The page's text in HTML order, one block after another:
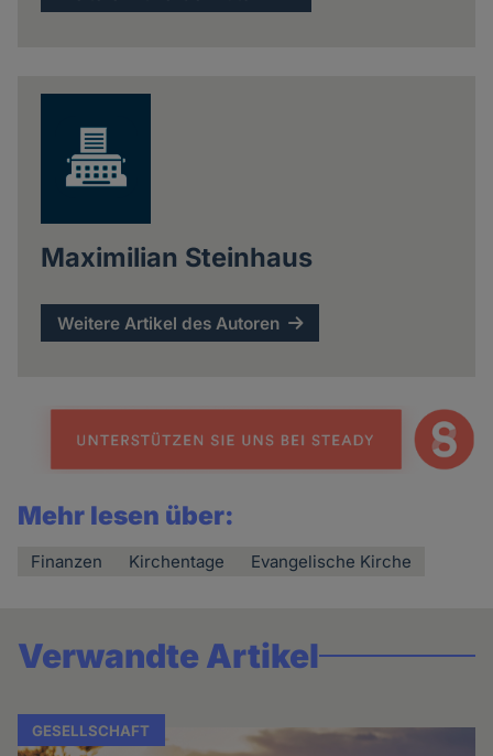
Maximilian Steinhaus
Weitere Artikel des Autoren
Mehr lesen über:
Finanzen Kirchentage Evangelische Kirche
Verwandte Artikel
GESELLSCHAFT